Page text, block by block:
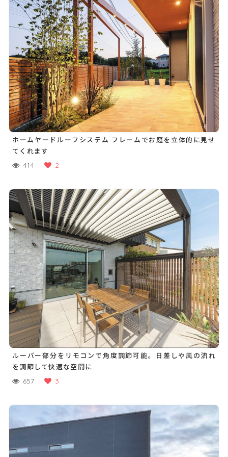
ホームヤードルーフシステム フレームでお庭を立体的に見せ
てくれます
414 2
ルーバー部分をリモコンで角度調節可能。日差しや風の流れ
を調節して快適な空間に
657 3